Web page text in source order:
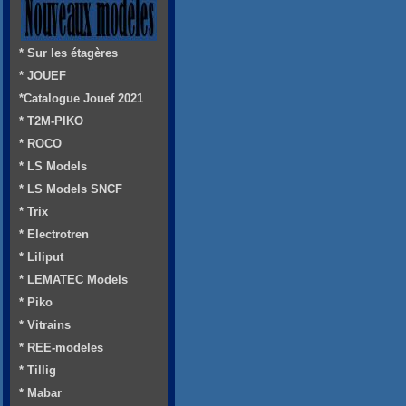
* Sur les étagères
* JOUEF
*Catalogue Jouef 2021
* T2M-PIKO
* ROCO
* LS Models
* LS Models SNCF
* Trix
* Electrotren
* Liliput
* LEMATEC Models
* Piko
* Vitrains
* REE-modeles
* Tillig
* Mabar